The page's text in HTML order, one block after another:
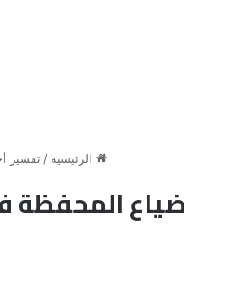
الرئيسية / تفسير
ضياع المحفظة